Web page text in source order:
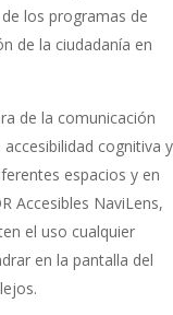
los programas de
de la ciudadanía en
de la comunicación
cognitiva y
espacios y en
Accesibles NaviLens,
el uso cualquier
en la pantalla del